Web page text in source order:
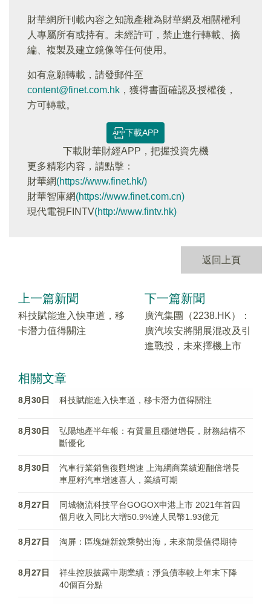
財華網所刊載內容之知識產權為財華網及相關權利
人專屬所有或持有。未經許可，禁止進行轉載、摘
編、複製及建立鏡像等任何使用。
如有意願轉載，請發郵件至
content@finet.com.hk ，獲得書面確認及授權後，
方可轉載。
下載APP
下載財華財經APP，把握投資先機
更多精彩内容，請點擊：
財華網(https://www.finet.hk/)
財華智庫網(https://www.finet.com.cn)
現代電視FINTV(http://www.fintv.hk)
返回上頁
上一篇新聞
科技賦能進入快車道，移
卡潛力值得關注
下一篇新聞
廣汽集團（2238.HK）：
廣汽埃安將開展混改及引
進戰投，未來擇機上市
相關文章
8月30日 科技賦能進入快車道，移卡潛力值得關注
8月30日
弘陽地產半年報：有質量且穩健增長，財務結構不
斷優化
8月30日
汽車行業銷售復甦增速 上海網商業績迎翻倍增長
車厘籽汽車增速喜人，業績可期
8月27日
同城物流科技平台GOGOX申港上市 2021年首四
個月收入同比大増50.9%達人民幣1.93億元
8月27日 淘屏：區塊鏈新銳乘勢出海，未來前景值得期待
8月27日
祥生控股披露中期業績：淨負債率較上年末下降
40個百分點